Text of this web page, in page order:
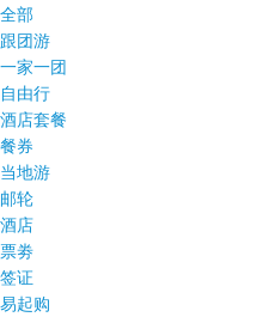
全部
跟团游
一家一团
自由行
酒店套餐
餐券
当地游
邮轮
酒店
票劵
签证
易起购